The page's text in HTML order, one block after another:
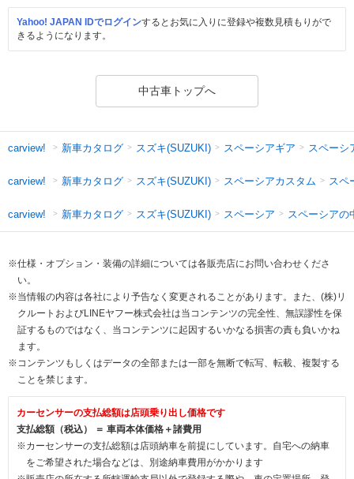
Yahoo! JAPAN IDでログインするとお気に入りに登録や複数見積もりがで
きるようになります。
中古車トップへ
carview! 新車カタログ スズキ(SUZUKI) スペーシアギア スペーシ
carview! 新車カタログ スズキ(SUZUKI) スペーシアカスタム スペ
carview! 新車カタログ スズキ(SUZUKI) スペーシア スペーシアの
※仕様・オプション・装備の詳細については各販売店にお問い合わせくださ
い。
※当情報の内容は各社により予告なく変更されることがあります。また、(株)リ
クルートおよびLINEヤフー株式会社は当コンテンツの完全性、無誤謬性を保
証するものではなく、当コンテンツに起因するいかなる損害の責も負いかね
ます。
※コンテンツもしくはデータの全部または一部を無断で転写、転載、複製する
ことを禁じます。
カーセンサーの支払総額は店頭乗り出し価格です
支払総額（税込） ＝ 車両本体価格＋諸費用
※カーセンサーの支払総額は店頭納車を前提にしています。自宅への納車
をご希望された場合などは、別途納車費用がかかります